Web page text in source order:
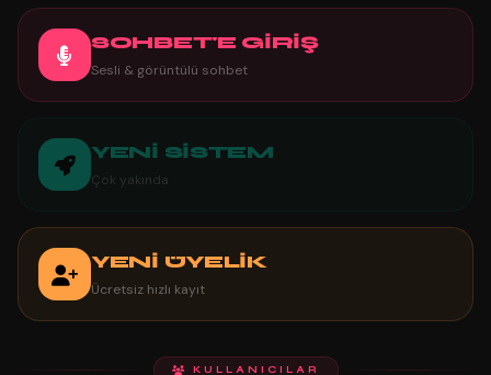
SOHBET'E GİRİŞ
Sesli & görüntülü sohbet
YENİ SİSTEM
Çok yakında
YENİ ÜYELİK
Ücretsiz hızlı kayıt
KULLANICILAR